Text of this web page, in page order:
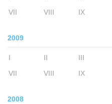
VII
VIII IX
2009
I II III
VII
VIII IX
2008